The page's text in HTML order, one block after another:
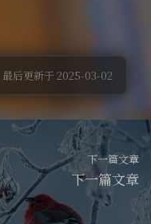
最后更新于 2025-03-02
下一篇文章
下一篇文章